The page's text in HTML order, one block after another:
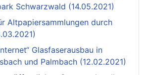
Schwarzwald (14.05.2021)
Altpapiersammlungen durch
Glasfaserausbau in
und Palmbach (12.02.2021)